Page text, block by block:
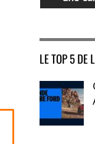
LE TOP 5 DE